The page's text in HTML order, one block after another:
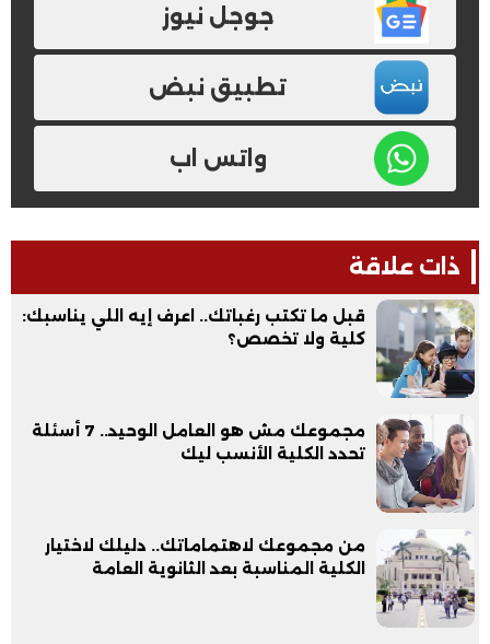
جوجل نيوز
تطبيق نبض
واتس اب
ذات علاقة
قبل ما تكتب رغباتك.. اعرف إيه اللي يناسبك:
كلية ولا تخصص؟
مجموعك مش هو العامل الوحيد.. 7 أسئلة
تحدد الكلية الأنسب ليك
من مجموعك لاهتماماتك.. دليلك لاختيار
الكلية المناسبة بعد الثانوية العامة